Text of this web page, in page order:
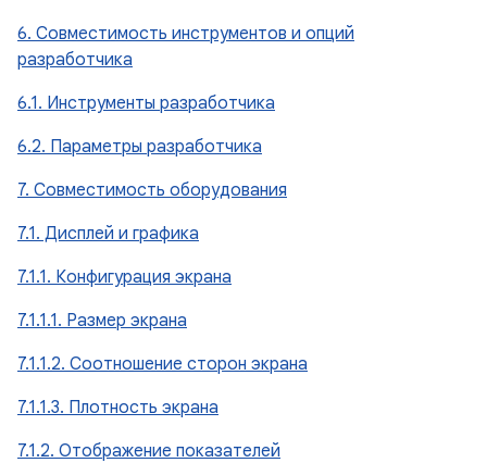
6. Совместимость инструментов и опций
разработчика
6.1. Инструменты разработчика
6.2. Параметры разработчика
7. Совместимость оборудования
7.1. Дисплей и графика
7.1.1. Конфигурация экрана
7.1.1.1. Размер экрана
7.1.1.2. Соотношение сторон экрана
7.1.1.3. Плотность экрана
7.1.2. Отображение показателей